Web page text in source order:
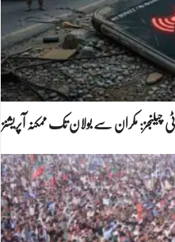
چیلنجز: مکران سے بولان تک ممکنہ آپریشنز